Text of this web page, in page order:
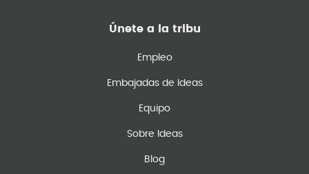
Únete a la tribu
Empleo
Embajadas de Ideas
Equipo
Sobre Ideas
Blog